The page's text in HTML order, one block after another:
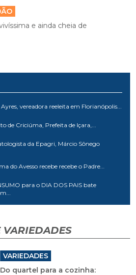
vivíssima e ainda cheia de
vereadora reeleita em Florianópolis...
de Criciúma, Prefeita de Içara,...
da Epagri, Márcio Sônego
do Avesso recebe recebe o Padre...
para o DIA DOS PAIS bate
VARIEDADES
Do quartel para a cozinha: